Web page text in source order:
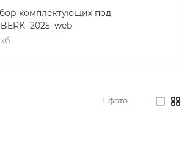
комплектующих под
1 фото